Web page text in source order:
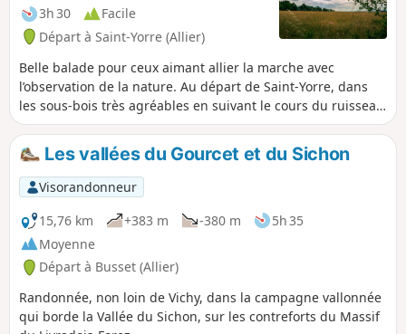
3h 30
Facile
Départ à Saint-Yorre (Allier)
Belle balade pour ceux aimant allier la marche avec
l’observation de la nature. Au départ de Saint-Yorre, dans
les sous-bois très agréables en suivant le cours du ruisseau
des Andraux, puis en faisant le tour du bassin des
ruisseaux de Coupe-Gorge et des Fonts de Fer. Parties
dégagées sur les Monts Dômes, la plaine de Vichy et la
colline du Vernet.
Les vallées du Gourcet et du Sichon
Visorandonneur
15,76 km
+383 m -380 m
5h 35
Moyenne
Départ à Busset (Allier)
Randonnée, non loin de Vichy, dans la campagne vallonnée
qui borde la Vallée du Sichon, sur les contreforts du Massif